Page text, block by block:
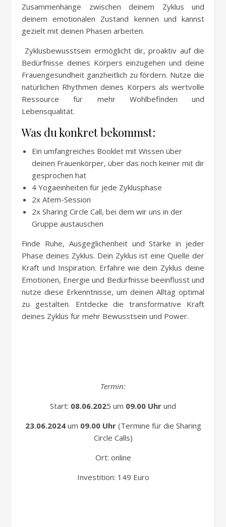
Zusammenhänge zwischen deinem Zyklus und
deinem emotionalen Zustand kennen und kannst
gezielt mit deinen Phasen arbeiten.
Zyklusbewusstsein ermöglicht dir, proaktiv auf die
Bedürfnisse deines Körpers einzugehen und deine
Frauengesundheit ganzheitlich zu fördern. Nutze die
natürlichen Rhythmen deines Körpers als wertvolle
Ressource für mehr Wohlbefinden und
Lebensqualität.
Was du konkret bekommst:
Ein umfangreiches Booklet mit Wissen über
deinen Frauenkörper, über das noch keiner mit dir
gesprochen hat
4 Yogaeinheiten für jede Zyklusphase
2x Atem-Session
2x Sharing Circle Call, bei dem wir uns in der
Gruppe austauschen
Finde Ruhe, Ausgeglichenheit und Stärke in jeder
Phase deines Zyklus. Dein Zyklus ist eine Quelle der
Kraft und Inspiration. Erfahre wie dein Zyklus deine
Emotionen, Energie und Bedürfnisse beeinflusst und
nutze diese Erkenntnisse, um deinen Alltag optimal
zu gestalten. Entdecke die transformative Kraft
deines Zyklus für mehr Bewusstsein und Power.
Termin:
Start: 08.06.2025 um 09.00 Uhr und
23.06.2024um 09.00 Uhr(Termine für die Sharing
Circle Calls)
Ort: online
Investition: 149 Euro